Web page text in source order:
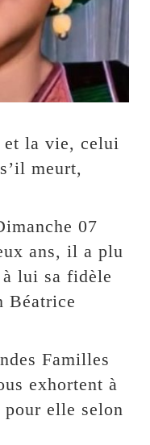
et la vie, celui
meurt,
07
ans, il a plu
à lui sa fidèle
Béatrice
Familles
exhortent à
pour elle selon